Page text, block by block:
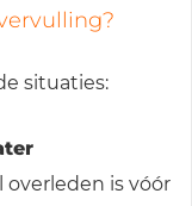
situaties:
overleden is vóór